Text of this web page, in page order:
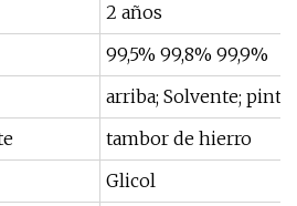
2 años
99,5% 99,8% 99,9%
arriba; Solvente;
tambor de hierro
Glicol